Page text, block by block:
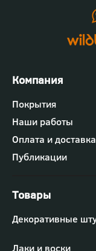
Футер
-
меню
"Компания"
Покрытия
Наши работы
Оплата и доставка
Публикации
Футер
-
меню
Декоративные
Лаки и воски